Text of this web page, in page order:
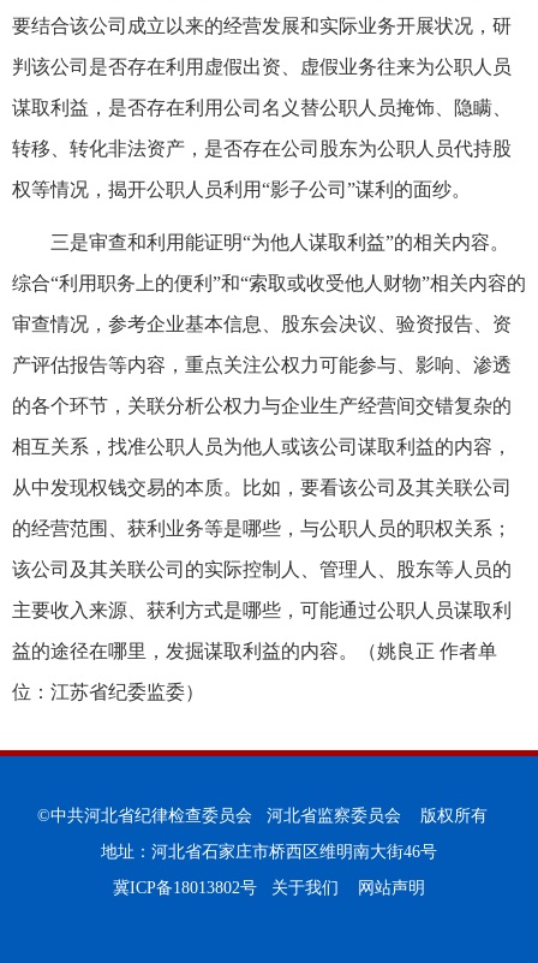
要结合该公司成立以来的经营发展和实际业务开展状况，研
判该公司是否存在利用虚假出资、虚假业务往来为公职人员
谋取利益，是否存在利用公司名义替公职人员掩饰、隐瞒、
转移、转化非法资产，是否存在公司股东为公职人员代持股
权等情况，揭开公职人员利用“影子公司”谋利的面纱。
三是审查和利用能证明“为他人谋取利益”的相关内容。
综合“利用职务上的便利”和“索取或收受他人财物”相关内容的
审查情况，参考企业基本信息、股东会决议、验资报告、资
产评估报告等内容，重点关注公权力可能参与、影响、渗透
的各个环节，关联分析公权力与企业生产经营间交错复杂的
相互关系，找准公职人员为他人或该公司谋取利益的内容，
从中发现权钱交易的本质。比如，要看该公司及其关联公司
的经营范围、获利业务等是哪些，与公职人员的职权关系；
该公司及其关联公司的实际控制人、管理人、股东等人员的
主要收入来源、获利方式是哪些，可能通过公职人员谋取利
益的途径在哪里，发掘谋取利益的内容。（姚良正 作者单
位：江苏省纪委监委）
©中共河北省纪律检查委员会 河北省监察委员会 版权所有
地址：河北省石家庄市桥西区维明南大街46号
冀ICP备18013802号
关于我们 网站声明